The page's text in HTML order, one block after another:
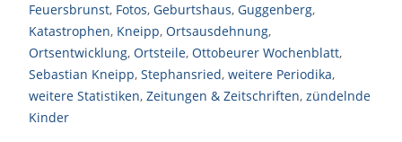
Feuersbrunst, Fotos, Geburtshaus, Guggenberg,
Katastrophen, Kneipp, Ortsausdehnung,
Ortsentwicklung, Ortsteile, Ottobeurer Wochenblatt,
Sebastian Kneipp, Stephansried, weitere Periodika,
weitere Statistiken, Zeitungen & Zeitschriften, zündelnde
Kinder